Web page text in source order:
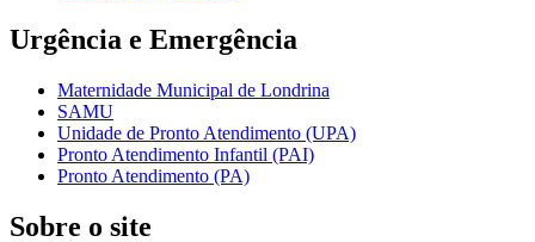
Urgência e Emergência
Maternidade Municipal de Londrina
SAMU
Unidade de Pronto Atendimento (UPA)
Pronto Atendimento Infantil (PAI)
Pronto Atendimento (PA)
Sobre o site